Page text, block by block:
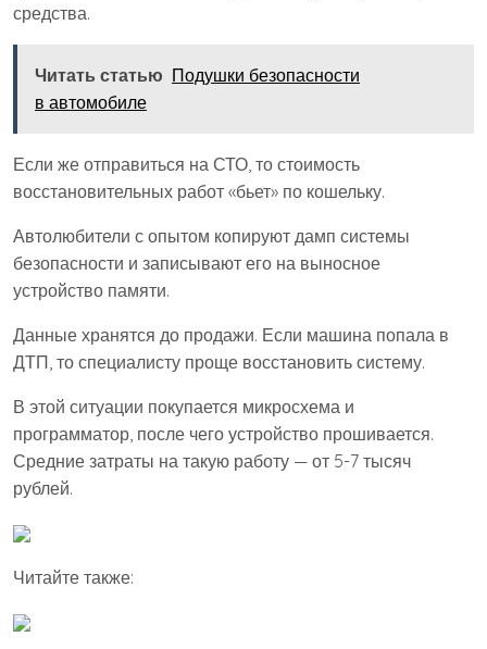
средства.
Читать статью Подушки безопасности
в автомобиле
Если же отправиться на СТО, то стоимость
восстановительных работ «бьет» по кошельку.
Автолюбители с опытом копируют дамп системы
безопасности и записывают его на выносное
устройство памяти.
Данные хранятся до продажи. Если машина попала в
ДТП, то специалисту проще восстановить систему.
В этой ситуации покупается микросхема и
программатор, после чего устройство прошивается.
Средние затраты на такую работу — от 5-7 тысяч
рублей.
Читайте также: